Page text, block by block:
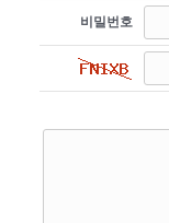
비밀번호